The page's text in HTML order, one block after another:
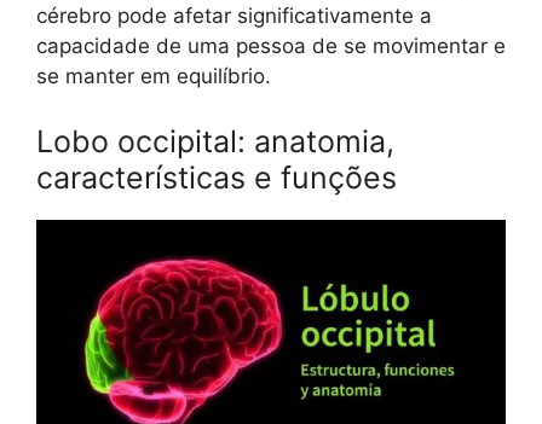
cérebro pode afetar significativamente a
capacidade de uma pessoa de se movimentar e
se manter em equilíbrio.
Lobo occipital: anatomia,
características e funções